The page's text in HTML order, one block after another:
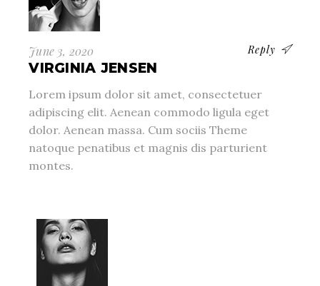
June 3, 2020 Reply
VIRGINIA JENSEN
Lorem ipsum dolor sit amet, consectetuer
adipiscing elit. Aenean commodo ligula eget
dolor. Aenean massa. Cum sociis Theme
natoque penatibus et magnis dis parturient
montes.